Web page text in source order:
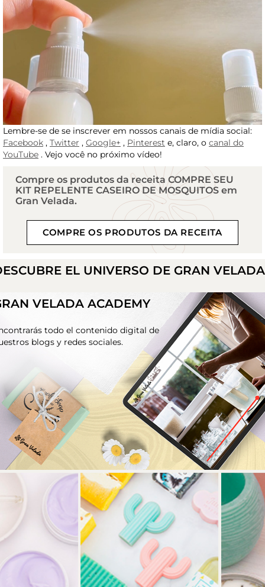
Lembre-se de se inscrever em nossos canais de mídia social:
Facebook , Twitter , Google+ , Pinterest e, claro, o canal do
YouTube . Vejo você no próximo vídeo!
Compre os produtos da receita COMPRE SEU
KIT REPELENTE CASEIRO DE MOSQUITOS em
Gran Velada.
COMPRE OS PRODUTOS DA RECEITA
EL UNIVERSO DE GRAN VELADA
VELADA ACADEMY
todo el contenido digital de
blogs y redes sociales.